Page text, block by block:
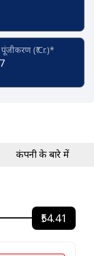
पूंजीकरण (₹ Cr.)*
कंपनी के बारे में
₹54.41